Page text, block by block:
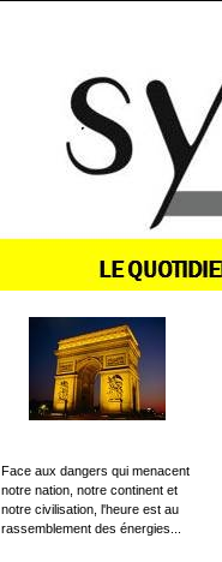
Face aux dangers qui menacent
notre nation, notre continent et
notre civilisation, l'heure est au
rassemblement des énergies...